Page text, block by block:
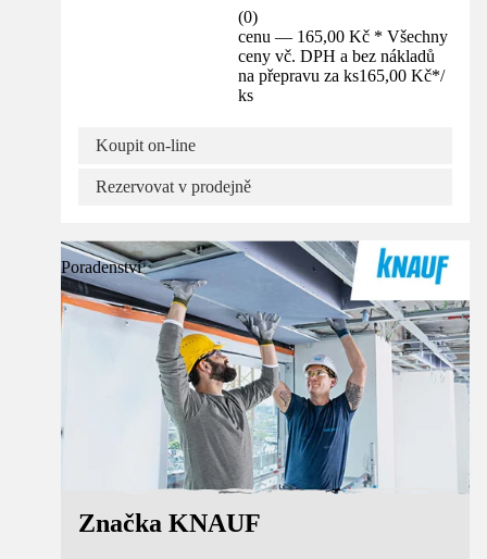
(0)
cenu — 165,00 Kč * Všechny
ceny vč. DPH a bez nákladů
na přepravu za ks165,00 Kč*/
ks
Koupit on-line
Rezervovat v prodejně
Poradenství
Značka KNAUF